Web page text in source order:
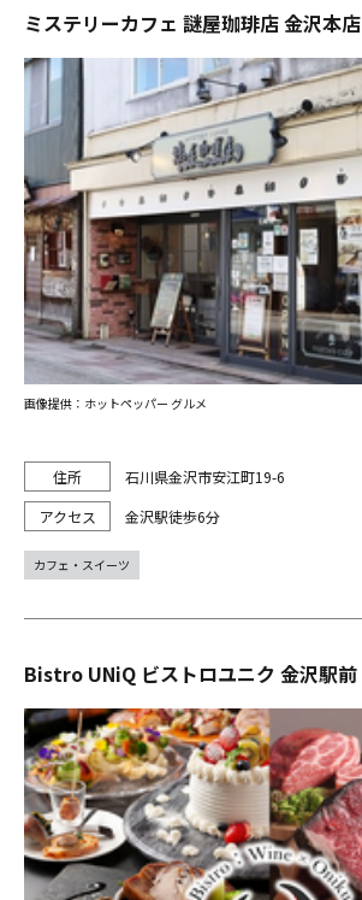
ミステリーカフェ 謎屋珈琲店 金沢本店
石川県金沢市安江町19-6
金沢駅徒歩6分
画像提供：ホットペッパー グルメ
カフェ・スイーツ
Bistro UNiQ ビストロユニク 金沢駅前